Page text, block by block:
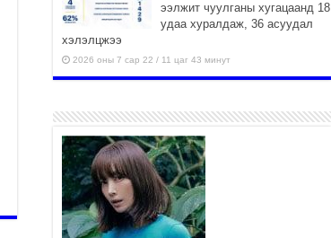
ээлжит чуулганы хугацаанд 18
удаа хуралдаж, 36 асуудал
хэлэлцжээ
2026 оны 7 сар 22 / 11 цаг 43 минут
боломжтой-Хүүхэд хөгжүүлэх
төв” байгуулах төсөлд төр,
хувийн хэвшлийн түншлэлийн хүрээнд хамтран
ажиллахыг урьж байна
2026 оны 7 сар 22 / 9 цаг 28 минут
Б.Пүрэвдагва: “Урт цагаан”-ыг
залуучууд чөлөөт цагаа